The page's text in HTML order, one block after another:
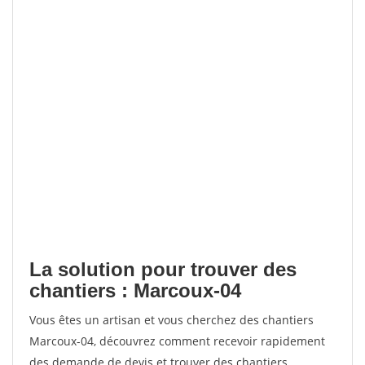
La solution pour trouver des
chantiers : Marcoux-04
Vous êtes un artisan et vous cherchez des chantiers
Marcoux-04, découvrez comment recevoir rapidement